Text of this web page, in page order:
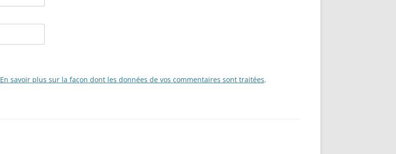
En savoir plus sur la façon dont les données de vos commentaires sont traitées.